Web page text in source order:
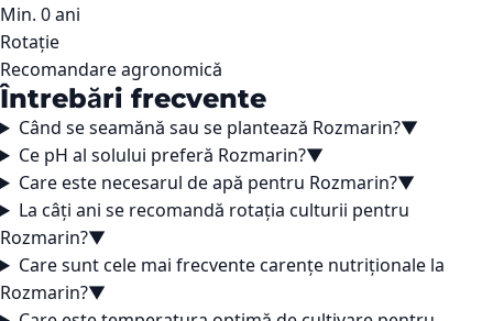
Min. 0 ani
Rotație
Recomandare agronomică
Întrebări frecvente
Când se seamănă sau se plantează Rozmarin?▼
Ce pH al solului preferă Rozmarin?▼
Care este necesarul de apă pentru Rozmarin?▼
La câți ani se recomandă rotația culturii pentru
Rozmarin?▼
Care sunt cele mai frecvente carențe nutriționale la
Rozmarin?▼